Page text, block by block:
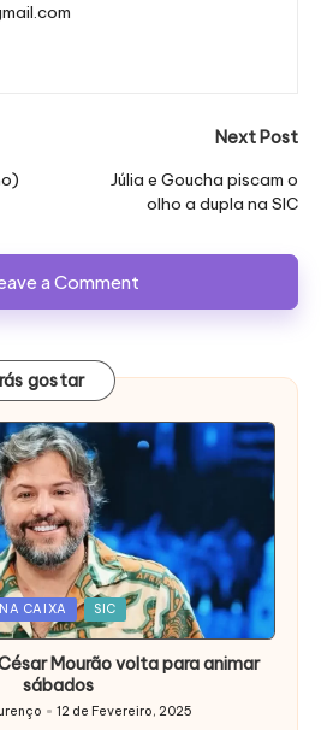
Next Post
Júlia e Goucha piscam o
olho a dupla na SIC
a Comment
gostar
NA CAIXA SIC
Mourão volta para animar
sábados
12 de Fevereiro, 2025